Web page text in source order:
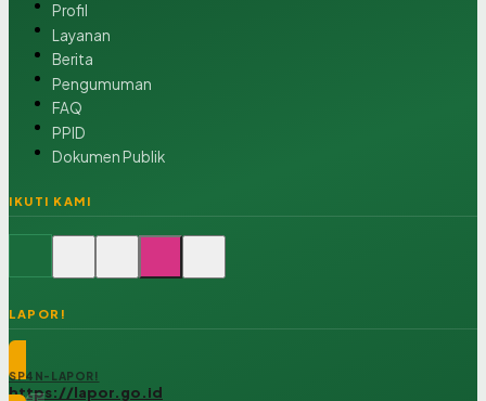
Profil
Layanan
Berita
Pengumuman
FAQ
PPID
Dokumen Publik
IKUTI KAMI
LAPOR!
SP4N-LAPOR!
https://lapor.go.id